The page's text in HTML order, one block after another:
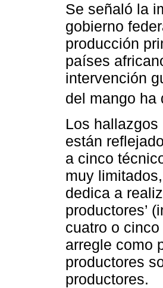
Se señaló la
gobierno
producción
países
intervención
del mango ha
Los
están
a cinco
muy
dedica a
productores’
cuatro o
arregle como
productores
productores.